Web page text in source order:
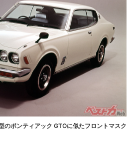
のポンティアック GTOに似たフロントマスク